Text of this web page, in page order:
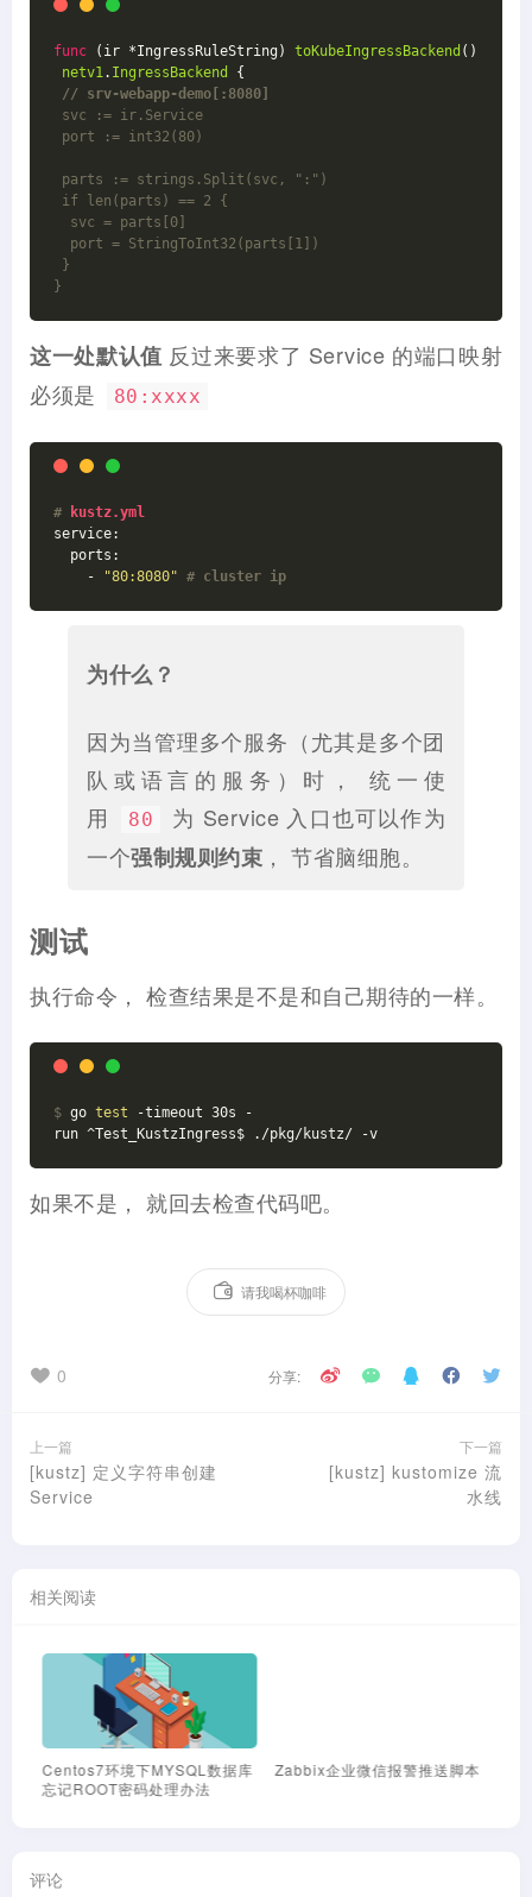
func (ir *IngressRuleString) toKubeIngressBackend ()
netv1. IngressBackend
{
// srv-webapp-demo[:8080]
svc := ir.Service
port := int32(80)
parts := strings.Split(svc, ":")
if len(parts) == 2 {
svc = parts[0]
port = StringToInt32(parts[1])
}
}
这一处默认值 反过来要求了 Service 的端口映射
必须是
80:xxxx
# kustz.yml
service:
ports:
-
"80:8080" # cluster ip
为什么？
因为当管理多个服务（尤其是多个团
队或语言的服务）时， 统一使
用
80
为 Service 入口也可以作为
一个强制规则约束 ， 节省脑细胞。
测试
执行命令， 检查结果是不是和自己期待的一样。
$ go test -timeout 30s -
run ^Test_KustzIngress$ ./pkg/kustz/ -v
如果不是， 就回去检查代码吧。
请我喝杯咖啡
0 分享:
上一篇
[kustz] 定义字符串创建
Service
下一篇
[kustz] kustomize 流
水线
相关阅读
Centos7环境下MYSQL数据库
忘记ROOT密码处理办法
Zabbix企业微信报警推送脚本
评论